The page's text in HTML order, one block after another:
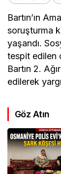
Bartın’ın
soruşturma
yaşandı.
tespit edilen
Bartın 2.
edilerek
Göz Atın